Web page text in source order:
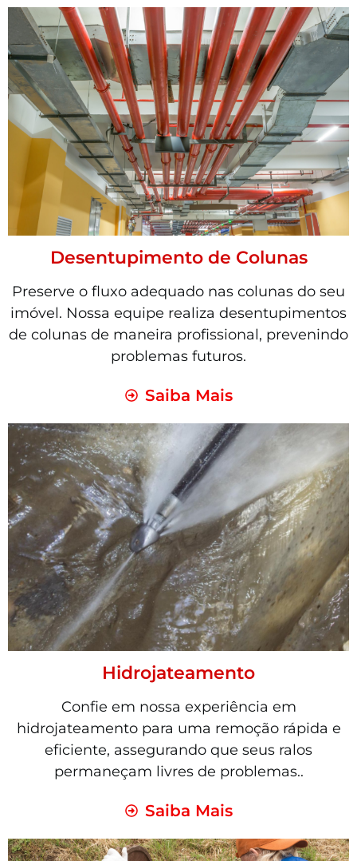
Desentupimento de Colunas
Preserve o fluxo adequado nas colunas do seu
imóvel. Nossa equipe realiza desentupimentos
de colunas de maneira profissional, prevenindo
problemas futuros.
Saiba Mais
Hidrojateamento
Confie em nossa experiência em
hidrojateamento para uma remoção rápida e
eficiente, assegurando que seus ralos
permaneçam livres de problemas..
Saiba Mais